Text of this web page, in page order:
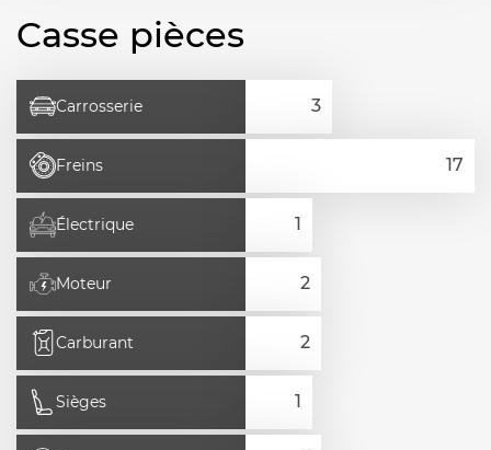
Casse pièces
Carrosserie
Freins
Électrique
Moteur
Carburant
Sièges